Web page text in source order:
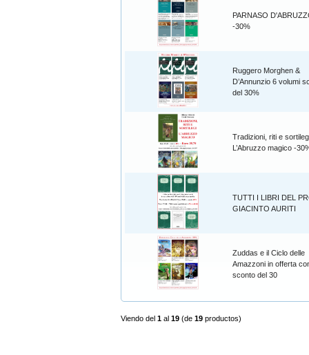
PARNASO
-30%
Ruggero Morghen &
D’Annunzio 6 volumi
del 30%
Tradizioni, riti e
L’Abruzzo magico -
TUTTI I LIBRI DEL
GIACINTO AURITI
Zuddas e il Ciclo delle
Amazzoni in offerta
sconto del 30
Viendo del 1 al 19 (de 19 productos)